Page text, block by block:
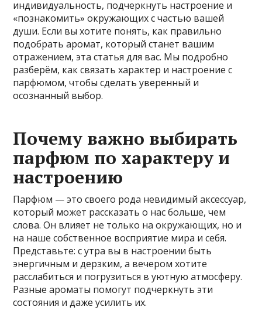
индивидуальность, подчеркнуть настроение и
«познакомить» окружающих с частью вашей
души. Если вы хотите понять, как правильно
подобрать аромат, который станет вашим
отражением, эта статья для вас. Мы подробно
разберём, как связать характер и настроение с
парфюмом, чтобы сделать уверенный и
осознанный выбор.
Почему важно выбирать
парфюм по характеру и
настроению
Парфюм — это своего рода невидимый аксессуар,
который может рассказать о нас больше, чем
слова. Он влияет не только на окружающих, но и
на наше собственное восприятие мира и себя.
Представьте: с утра вы в настроении быть
энергичным и дерзким, а вечером хотите
расслабиться и погрузиться в уютную атмосферу.
Разные ароматы помогут подчеркнуть эти
состояния и даже усилить их.